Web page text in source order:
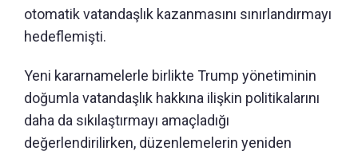
otomatik vatandaşlık kazanmasını sınırlandırmayı
hedeflemişti.
Yeni kararnamelerle birlikte Trump yönetiminin
doğumla vatandaşlık hakkına ilişkin politikalarını
daha da sıkılaştırmayı amaçladığı
değerlendirilirken, düzenlemelerin yeniden